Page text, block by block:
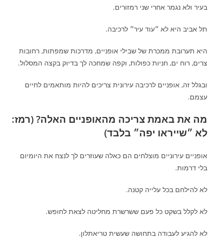
בעיר ולא נגמר אחרי שני רמזורים.
תל אביב היא לא ״עוד עיר״ לרכיבה.
היא תערובת ממכרת של שבילי אופניים, מדרכות שמפתות, רחובות
צרים, רוח ים, חניות כפולות, וקפה שמחכה לך בדיוק בקצה המסלול.
ובגלל זה, אופניים לרכיבה עירונית צריכים להיות מותאמים לחיים
עצמם.
מה את באמת צריכה מהאופניים האלה? (רמז:
לא ״שייראו יפה״ בלבד)
אופניים עירוניים מוצלחים הם כאלה שעוזרים לך לנצח את היומיום
בלי דרמות.
לא להילחם בכל עלייה קטנה.
לא לקלל בשקט כל פעם ששרשרת מחליטה לצאת לחופש.
לא להגיע לעבודה בתחושה שעשית טריאתלון.